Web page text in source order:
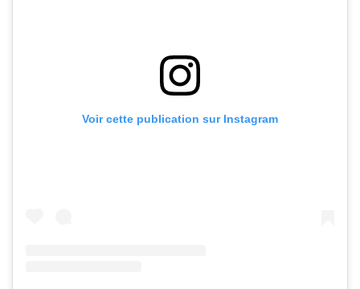
Voir cette publication sur Instagram